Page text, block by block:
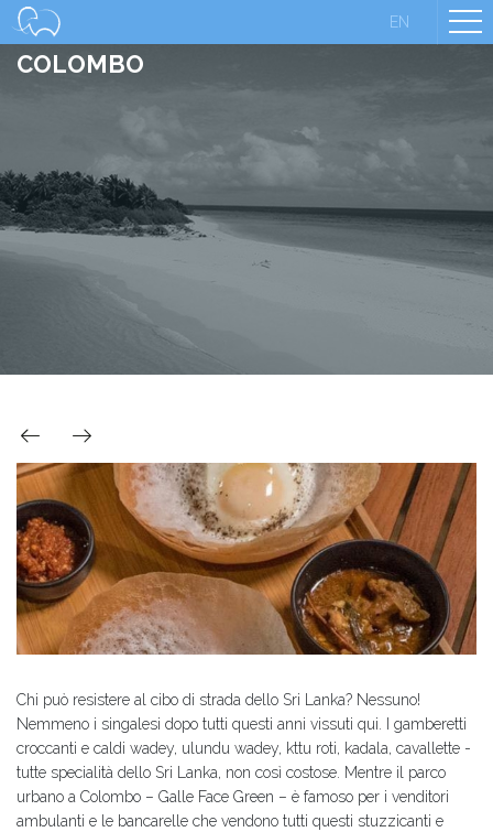
EN
TOUR DELLO STREET FOOD A
COLOMBO
Chi può resistere al cibo di strada dello Sri Lanka? Nessuno!
Nemmeno i singalesi dopo tutti questi anni vissuti qui. I gamberetti
croccanti e caldi wadey, ulundu wadey, kttu roti, kadala, cavallette -
tutte specialità dello Sri Lanka, non così costose. Mentre il parco
urbano a Colombo – Galle Face Green – è famoso per i venditori
ambulanti e le bancarelle che vendono tutti questi stuzzicanti e